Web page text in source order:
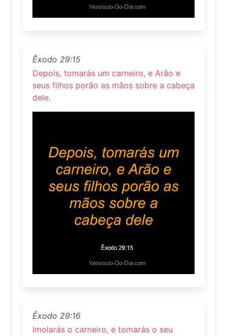
Êxodo 29:15
Depois, tomarás um carneiro, e Arão e
seus filhos porão as mãos sobre a cabeça
dele.
Êxodo 29:16
Imolarás o carneiro, e tomarás o seu